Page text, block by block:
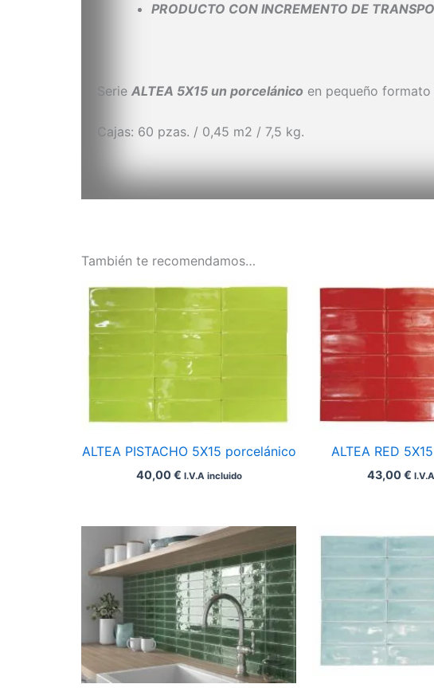
PRODUCTO CON INCREMENTO DE
Serie ALTEA 5X15 un porcelánico en pequeño
Cajas: 60 pzas. / 0,45 m2 / 7,5 kg.
También te recomendamos…
ALTEA PISTACHO 5X15 porcelánico
40,00€ I.V.A incluido
ALTEA RED
43,00€